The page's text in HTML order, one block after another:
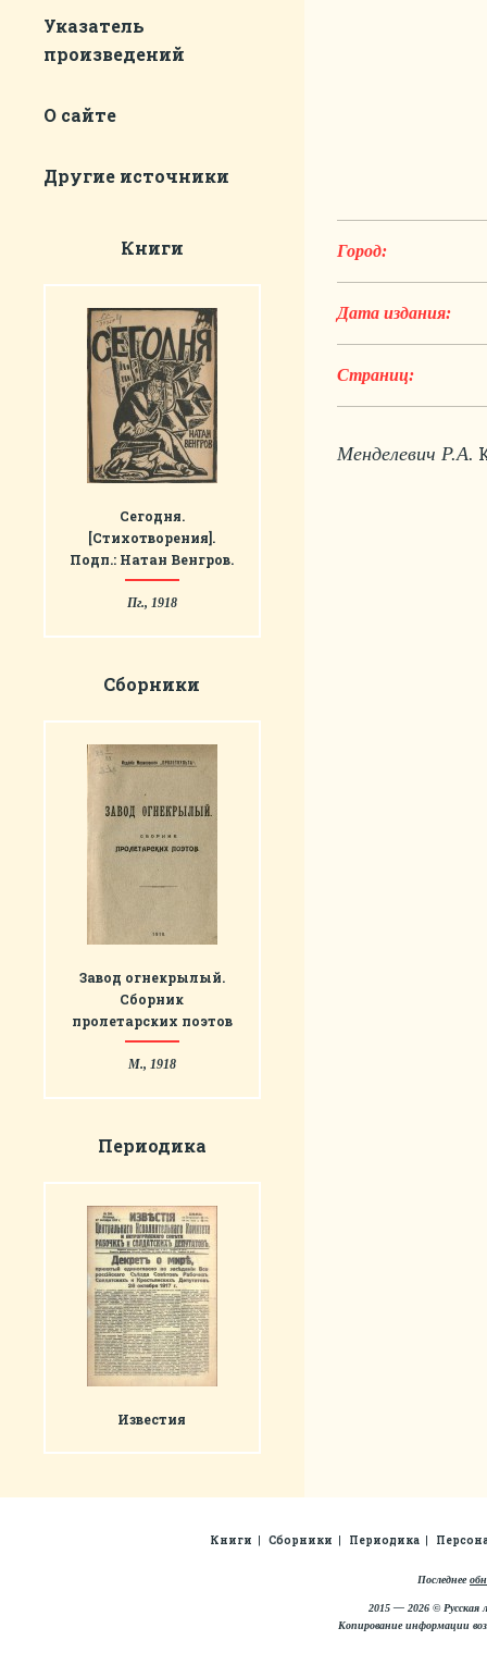
Указатель
произведений
О сайте
Другие источники
Книги
Сегодня.
[Стихотворения].
Подп.: Натан Венгров.
Пг., 1918
Сборники
Завод огнекрылый.
Сборник
пролетарских поэтов
М., 1918
Периодика
Известия
Город:
Дата издания:
Страниц:
Менделевич Р.А.
Книги Сборники Периодика
Последнее
2015 — 2026 © Русская
Копирование информации